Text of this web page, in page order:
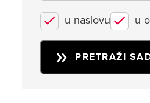
u naslovu u
PRETRAŽI